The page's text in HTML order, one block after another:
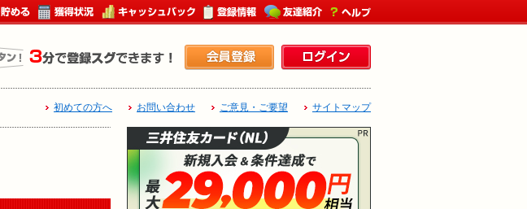
初めての方へ お問い合わせ ご意見・ご要望 サイトマップ